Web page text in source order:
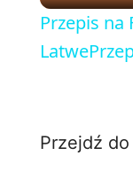
Przepis na
Przejdź